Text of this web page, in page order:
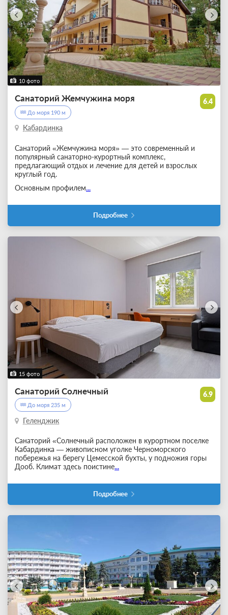
10 фото
6.4
Санаторий Жемчужина моря
До моря 190 м
Кабардинка
Санаторий «Жемчужина моря» — это современный и
популярный санаторно-курортный комплекс,
предлагающий отдых и лечение для детей и взрослых
круглый год.
Основным профилем...
Подробнее
15 фото
6.9
Санаторий Солнечный
До моря 235 м
Геленджик
Санаторий «Солнечный расположен в курортном поселке
Кабардинка — живописном уголке Черноморского
побережья на берегу Цемесской бухты, у подножия горы
Дооб. Климат здесь поистине...
Подробнее